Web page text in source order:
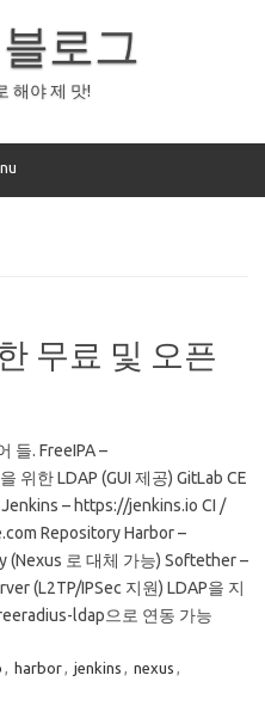
로그
해야 제 맛!
무료 및 오픈
들. FreeIPA –
한 LDAP (GUI 제공) GitLab CE
– https://jenkins.io CI /
Repository Harbor –
(Nexus 로 대체 가능) Softether –
(L2TP/IPSec 지원) LDAP을 지
ldap으로 연동 가능
, harbor, jenkins , nexus ,